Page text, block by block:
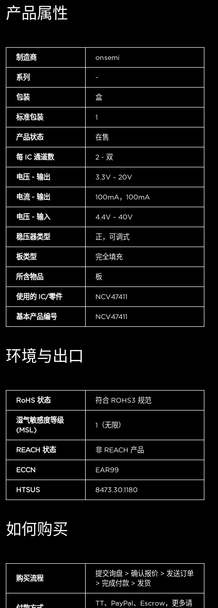
产品属性
制造商 onsemi
系列 -
包装 盒
标准包装 1
产品状态 在售
每 IC 通道数 2 - 双
电压 - 输出 3.3V ~ 20V
电流 - 输出 100mA，100mA
电压 - 输入 4.4V ~ 40V
稳压器类型 正，可调式
板类型 完全填充
所含物品 板
使用的 IC/零件 NCV47411
基本产品编号 NCV47411
环境与出口
RoHS 状态 符合 ROHS3 规范
湿气敏感度等级
(MSL)
1（无限）
REACH 状态 非 REACH 产品
ECCN EAR99
HTSUS 8473.30.1180
如何购买
购买流程
提交询盘 > 确认报价 > 发送订单
> 完成付款 > 发货
TT、PayPal、Escrow，更多请